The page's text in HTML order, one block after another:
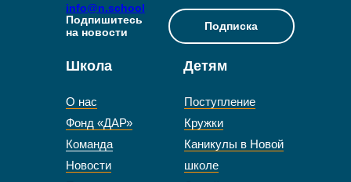
Школа Детям
О нас
Фонд «ДАР»
Команда
Новости
Поступление
Кружки
Каникулы в Новой
школе
Подписка
Подпишитесь
на новости
info@n.school